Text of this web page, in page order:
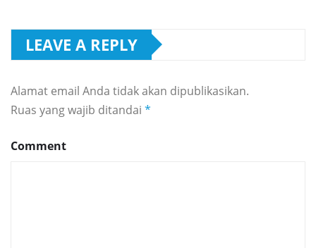
LEAVE A REPLY
Alamat email Anda tidak akan dipublikasikan.
Ruas yang wajib ditandai *
Comment